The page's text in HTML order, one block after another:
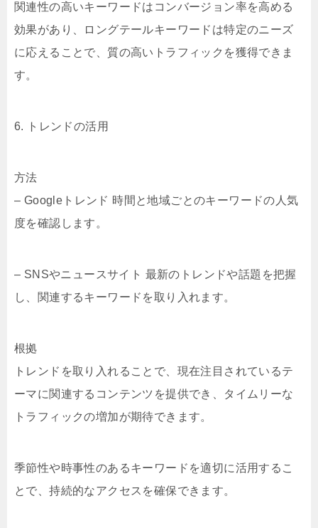
関連性の高いキーワードはコンバージョン率を高める
効果があり、ロングテールキーワードは特定のニーズ
に応えることで、質の高いトラフィックを獲得できま
す。
6. トレンドの活用
方法
– Googleトレンド 時間と地域ごとのキーワードの人気
度を確認します。
– SNSやニュースサイト 最新のトレンドや話題を把握
し、関連するキーワードを取り入れます。
根拠
トレンドを取り入れることで、現在注目されているテ
ーマに関連するコンテンツを提供でき、タイムリーな
トラフィックの増加が期待できます。
季節性や時事性のあるキーワードを適切に活用するこ
とで、持続的なアクセスを確保できます。